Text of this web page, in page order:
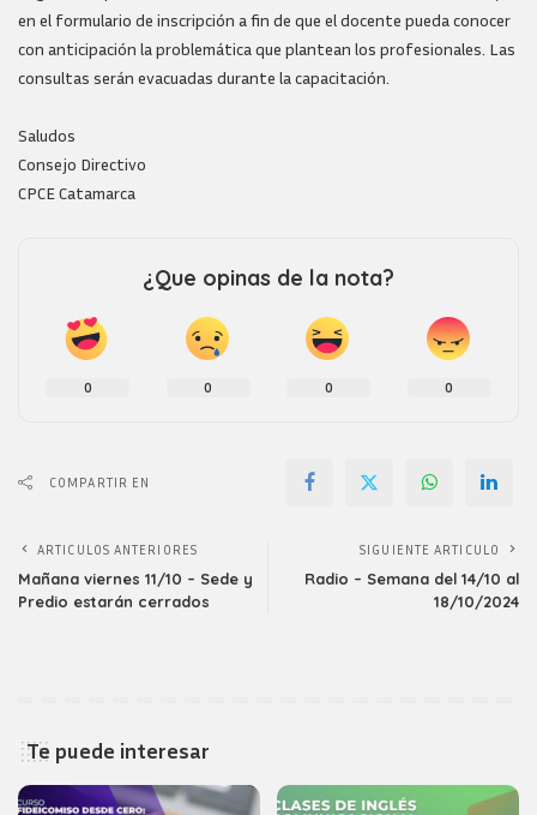
en el formulario de inscripción a fin de que el docente pueda conocer
con anticipación la problemática que plantean los profesionales. Las
consultas serán evacuadas durante la capacitación.
Saludos
Consejo Directivo
CPCE Catamarca
¿Que opinas de la nota?
0 0 0 0
COMPARTIR EN
ARTICULOS ANTERIORES
Mañana viernes 11/10 – Sede y
Predio estarán cerrados
SIGUIENTE ARTICULO
Radio – Semana del 14/10 al
18/10/2024
Te puede interesar